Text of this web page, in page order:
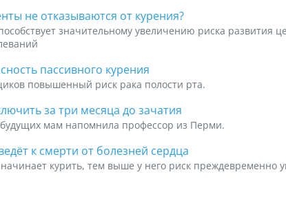
не отказываются от курения?
значительному увеличению риска развития
пассивного курения
повышенный риск рака полости рта.
за три месяца до зачатия
мам напомнила профессор из Перми.
к смерти от болезней сердца
курить, тем выше у него риск преждевременно